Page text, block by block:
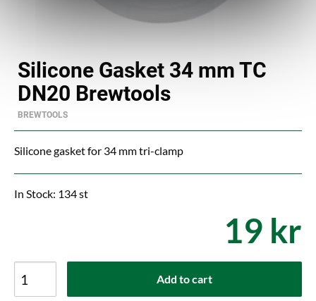
Silicone Gasket 34 mm TC
DN20 Brewtools
BREWTOOLS
Silicone gasket for 34 mm tri-clamp
In Stock: 134 st
19 kr
Add to cart